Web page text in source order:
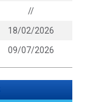
//
18/02/2026
09/07/2026